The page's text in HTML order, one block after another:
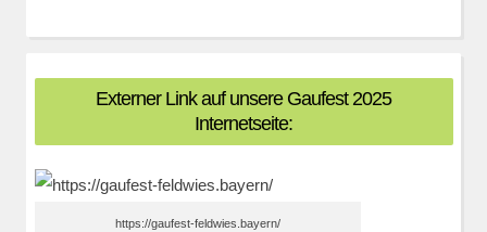
Externer Link auf unsere Gaufest 2025
Internetseite:
https://gaufest-feldwies.bayern/